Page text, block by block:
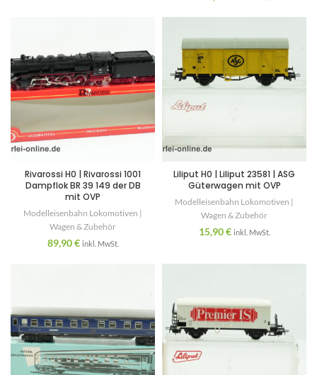
Rivarossi H0 | Rivarossi 1001
Dampflok BR 39 149 der DB
mit OVP
Modelleisenbahn Lokomotiven |
Wagen & Zubehör
89,90€ inkl. MwSt.
Liliput H0 | Liliput 23581 | ASG
Güterwagen mit OVP
Modelleisenbahn Lokomotiven |
Wagen & Zubehör
15,90€ inkl. MwSt.